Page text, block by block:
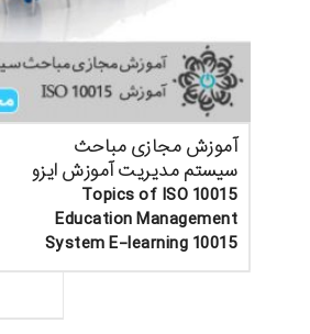
آموزش مجازی مباحث
سیستم مدیریت آموزش ایزو
Topics of ISO 10015
Education Management
System E-learning 10015